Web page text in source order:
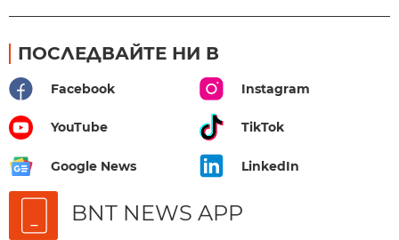
ПОСЛЕДВАЙТЕ НИ В
Facebook Instagram
YouTube TikTok
Google News LinkedIn
BNT NEWS APP